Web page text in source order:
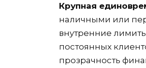
Крупная
наличными или
внутренние
постоянных
прозрачность